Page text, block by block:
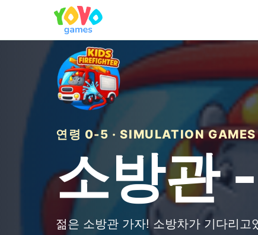
연령 0-5 · SIMULATION GAMES
소방관
젊은 소방관 가자! 소방차가 기다리고